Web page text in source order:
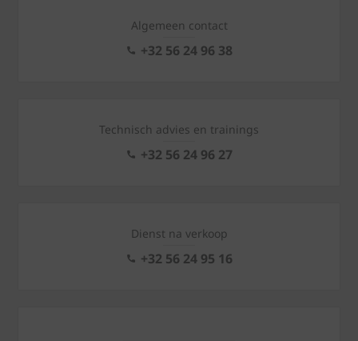
Algemeen contact
+32 56 24 96 38
Technisch advies en trainings
+32 56 24 96 27
Dienst na verkoop
+32 56 24 95 16